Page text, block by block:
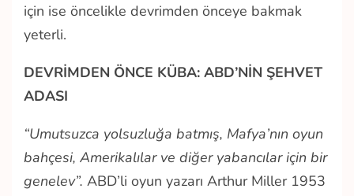
için ise öncelikle devrimden önceye bakmak
yeterli.
DEVRİMDEN ÖNCE KÜBA: ABD’NİN ŞEHVET
ADASI
“Umutsuzca yolsuzluğa batmış, Mafya’nın oyun
bahçesi, Amerikalılar ve diğer yabancılar için bir
genelev”. ABD’li oyun yazarı Arthur Miller 1953